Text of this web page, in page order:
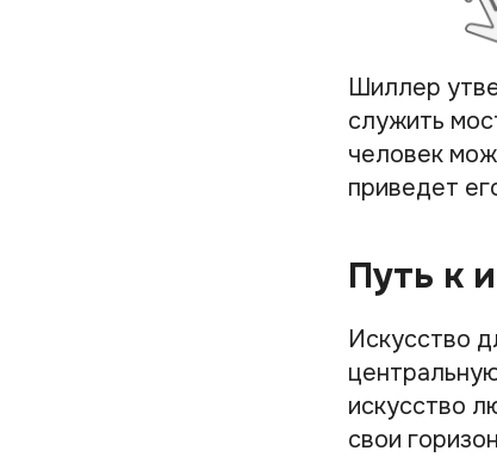
Шиллер
служить
человек
приведет
Путь к
Искусство
искусство
свои